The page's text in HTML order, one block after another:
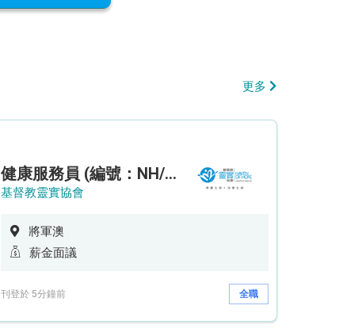
更多
健康服務員 (編號：NH/HSW/CTE)
基督教靈實協會
將軍澳
薪金面議
刊登於 5分鐘前 全職